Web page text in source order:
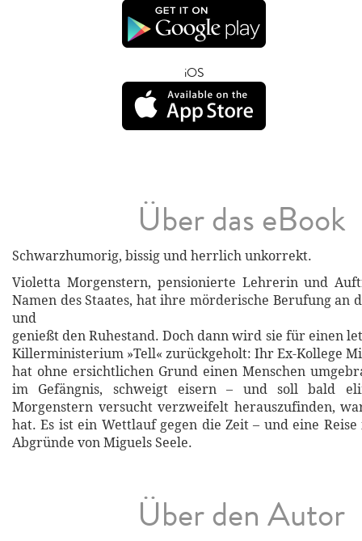
iOS
Über das eBook
Schwarzhumorig, bissig und herrlich unkorrekt.
Violetta Morgenstern, pensionierte Lehrerin und
Namen des Staates, hat ihre mörderische Berufung an
und
genießt den Ruhestand. Doch dann wird sie für einen
Killerministerium »Tell« zurückgeholt: Ihr Ex-Kollege
hat ohne ersichtlichen Grund einen Menschen
im Gefängnis, schweigt eisern – und soll bald
Morgenstern versucht verzweifelt herauszufinden,
hat. Es ist ein Wettlauf gegen die Zeit – und eine
Abgründe von Miguels Seele.
Über den Autor